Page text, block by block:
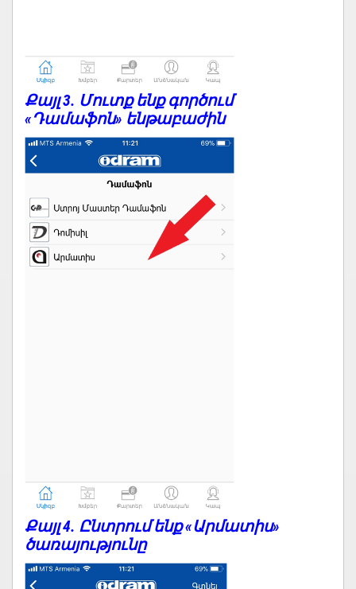
Քայլ 3. Մուտք ենք գործում
«Դամաֆոն» ենթաբաժին
Քայլ 4. Ընտրում ենք «Արմատիս»
ծառայությունը